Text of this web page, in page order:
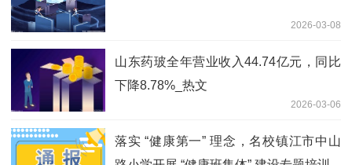
2026-03-08
山东药玻全年营业收入44.74亿元，同比
下降8.78%_热文
2026-03-06
落实 “健康第一” 理念，名校镇江市中山